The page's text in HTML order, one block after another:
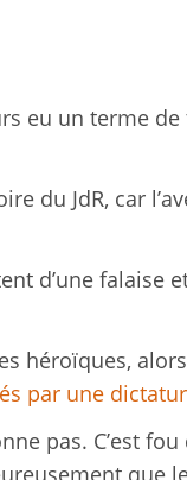
eu un terme de
du JdR, car
d’une falaise
héroïques,
par une
pas. C’est
que